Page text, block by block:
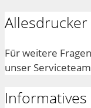
Für weitere
unser
Informatives